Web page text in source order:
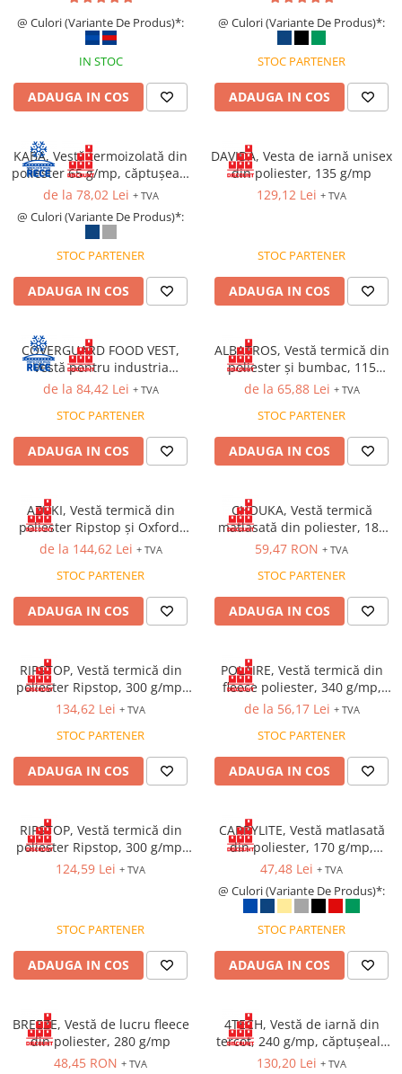
Mânecuțe Ignifuge
Pantaloni Ignifugi
Sorturi ignifuge
ÎNCĂLȚĂMINTE
Pantofi outdoor
Pantofi de lucru O1
Pantofi de lucru O2
Pantofi de protecție S1
Pantofi de protecție OB
Pantofi de protecție S1P
Pantofi de protecție S3
Bocanci
Bocanci outdoor
Bocanci de lucru O1
Bocanci de protecție OB
Bocanci de lucru O2
Bocanci de protecție S1P
Bocanci de protecție S2
Bocanci de protecție S3
Cizme outdoor
Cizme de lucru OB
Cizme de protecție S3
Cizme de protecție S4
Saboți și papuci
Saboți de lucru O1
Saboți de protecție OB
Saboți de protecție SB
Sandale de protecție SB
Sandale de protecție S1P
Accesorii încălțăminte
PROTECȚIA MÂINILOR
@ Culori (Variante De Produs)*:
IN STOC
ADAUGA IN COS
@ Culori (Variante De Produs)*:
STOC PARTENER
ADAUGA IN COS
KABA, Vestă termoizolată din
poliester 65 g/mp, căptușeală
termică 160 g/mp
de la 78,02 Lei + TVA
@ Culori (Variante De Produs)*:
STOC PARTENER
ADAUGA IN COS
DAVIDA, Vesta de iarnă unisex
din poliester, 135 g/mp
129,12 Lei + TVA
STOC PARTENER
ADAUGA IN COS
COVERGUARD FOOD VEST,
Vestă pentru industria
alimentară
de la 84,42 Lei + TVA
STOC PARTENER
ADAUGA IN COS
ALBATROS, Vestă termică din
poliester și bumbac, 115
g/mp, căptușeală termică din
de la 65,88 Lei + TVA
STOC PARTENER
ADAUGA IN COS
AZUKI, Vestă termică din
poliester Ripstop și Oxford,
300 g/mp, căptușeală termică
de la 144,62 Lei + TVA
STOC PARTENER
ADAUGA IN COS
CHOUKA, Vestă termică
matlasată din poliester, 180
g/mp, căptușeală termică din
59,47 RON + TVA
STOC PARTENER
ADAUGA IN COS
RIPSTOP, Vestă termică din
poliester Ripstop, 300 g/mp,
căptușeală termică din
134,62 Lei + TVA
STOC PARTENER
ADAUGA IN COS
POLAIRE, Vestă termică din
fleece poliester, 340 g/mp,
protecție la frig și vânt
de la 56,17 Lei + TVA
STOC PARTENER
ADAUGA IN COS
RIPSTOP, Vestă termică din
poliester Ripstop, 300 g/mp,
căptușeală termică din
124,59 Lei + TVA
STOC PARTENER
ADAUGA IN COS
CARRYLITE, Vestă matlasată
din poliester, 170 g/mp,
căptușeală din poliester
47,48 Lei + TVA
@ Culori (Variante De Produs)*:
STOC PARTENER
ADAUGA IN COS
BREEZE, Vestă de lucru fleece
din poliester, 280 g/mp
48,45 RON + TVA
4TECH, Vestă de iarnă din
tercot, 240 g/mp, căptușeală
termică 200 g/mp
130,20 Lei + TVA